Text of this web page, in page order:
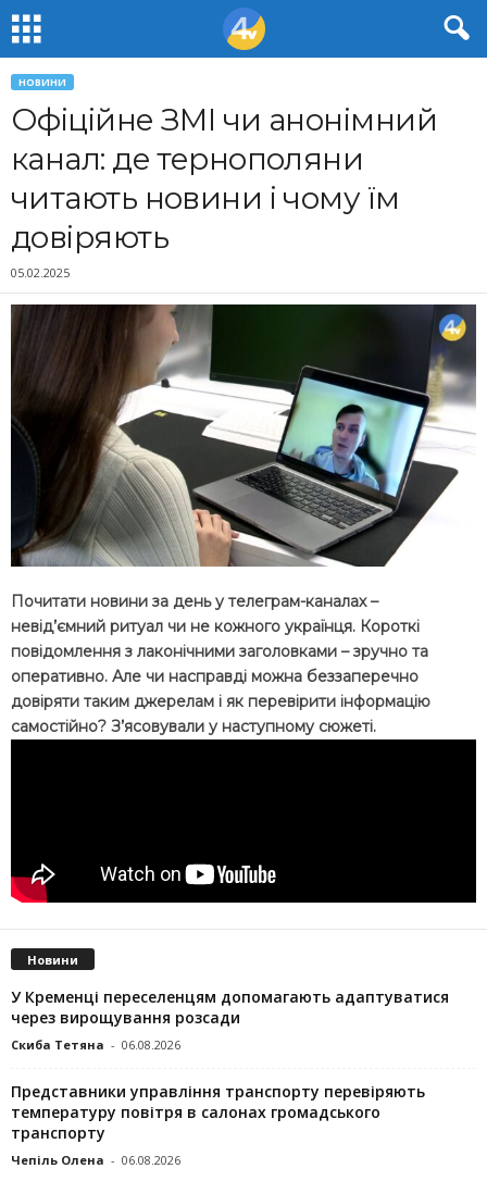
НОВИНИ
Офіційне ЗМІ чи анонімний
канал: де тернополяни
читають новини і чому їм
довіряють
05.02.2025
Почитати новини за день у телеграм-каналах –
невід’ємний ритуал чи не кожного українця. Короткі
повідомлення з лаконічними заголовками – зручно та
оперативно. Але чи насправді можна беззаперечно
довіряти таким джерелам і як перевірити інформацію
самостійно? З’ясовували у наступному сюжеті.
Новини
У Кременці переселенцям допомагають адаптуватися
через вирощування розсади
Скиба Тетяна - 06.08.2026
Представники управління транспорту перевіряють
температуру повітря в салонах громадського
транспорту
Чепіль Олена - 06.08.2026